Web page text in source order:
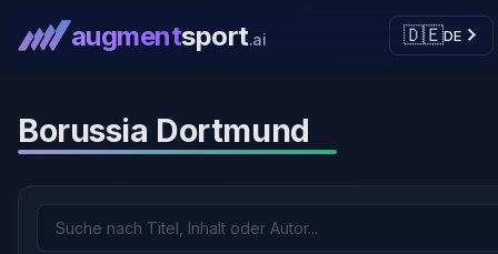
augmentsport.ai 🇩🇪DE
Borussia Dortmund